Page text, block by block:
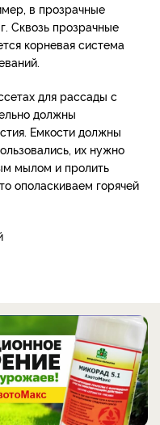
в прозрачные
Сквозь прозрачные
корневая система
для рассады с
должны
Емкости должны
их нужно
мылом и пролить
ополаскиваем горячей